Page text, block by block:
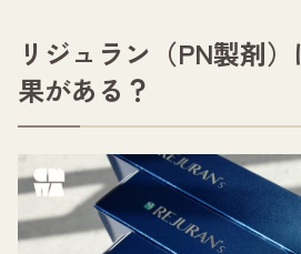
リジュラン（PN製剤
果がある？